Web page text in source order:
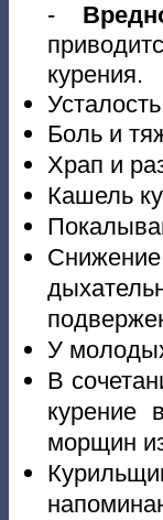
-
курения.
Боль и
Храп и
Кашель
У
В
курение
морщин